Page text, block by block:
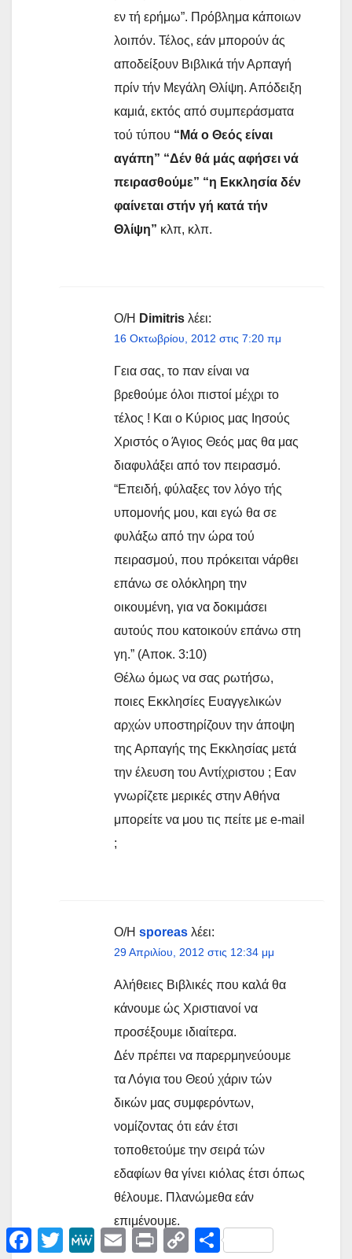
εν τή ερήμω”. Πρόβλημα κάποιων
λοιπόν. Τέλος, εάν μπορούν άς
αποδείξουν Βιβλικά τήν Αρπαγή
πρίν τήν Μεγάλη Θλίψη. Απόδειξη
καμιά, εκτός από συμπεράσματα
τού τύπου “Μά ο Θεός είναι
αγάπη” “Δέν θά μάς αφήσει νά
πειρασθούμε” “η Εκκλησία δέν
φαίνεται στήν γή κατά τήν
Θλίψη” κλπ, κλπ.
Ο/Η Dimitris λέει:
16 Οκτωβρίου, 2012 στις 7:20 πμ
Γεια σας, το παν είναι να
βρεθούμε όλοι πιστοί μέχρι το
τέλος ! Και ο Κύριος μας Ιησούς
Χριστός ο Άγιος Θεός μας θα μας
διαφυλάξει από τον πειρασμό.
“Επειδή, φύλαξες τον λόγο τής
υπομονής μου, και εγώ θα σε
φυλάξω από την ώρα τού
πειρασμού, που πρόκειται νάρθει
επάνω σε ολόκληρη την
οικουμένη, για να δοκιμάσει
αυτούς που κατοικούν επάνω στη
γη.” (Αποκ. 3:10)
Θέλω όμως να σας ρωτήσω,
ποιες Εκκλησίες Ευαγγελικών
αρχών υποστηρίζουν την άποψη
της Αρπαγής της Εκκλησίας μετά
την έλευση του Αντίχριστου ; Εαν
γνωρίζετε μερικές στην Αθήνα
μπορείτε να μου τις πείτε με e-mail
;
Ο/Η sporeas λέει:
29 Απριλίου, 2012 στις 12:34 μμ
Αλήθειες Βιβλικές που καλά θα
κάνουμε ώς Χριστιανοί να
προσέξουμε ιδιαίτερα.
Δέν πρέπει να παρερμηνεύουμε
τα Λόγια του Θεού χάριν τών
δικών μας συμφερόντων,
νομίζοντας ότι εάν έτσι
τοποθετούμε την σειρά τών
εδαφίων θα γίνει κιόλας έτσι όπως
θέλουμε. Πλανώμεθα εάν
επιμένουμε.
F
T
w
M
E
P
C
Μ
ο